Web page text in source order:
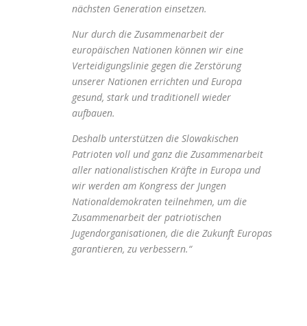
nächsten Generation einsetzen.
Nur durch die Zusammenarbeit der
europäischen Nationen können wir eine
Verteidigungslinie gegen die Zerstörung
unserer Nationen errichten und Europa
gesund, stark und traditionell wieder
aufbauen.
Deshalb unterstützen die Slowakischen
Patrioten voll und ganz die Zusammenarbeit
aller nationalistischen Kräfte in Europa und
wir werden am Kongress der Jungen
Nationaldemokraten teilnehmen, um die
Zusammenarbeit der patriotischen
Jugendorganisationen, die die Zukunft Europas
garantieren, zu verbessern.“